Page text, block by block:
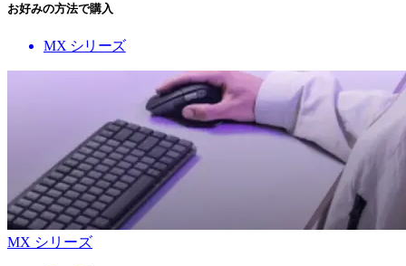
お好みの方法で購入
MX シリーズ
MX シリーズ